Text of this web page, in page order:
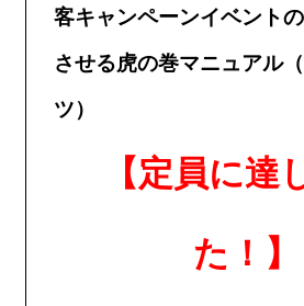
客キャンペーンイベント
させる虎の巻マニュアル
ツ）
【定員に達
た！】